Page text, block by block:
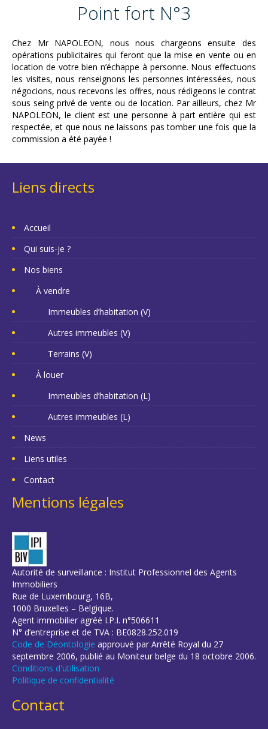
Point fort N°3
Chez Mr NAPOLEON, nous nous chargeons ensuite des
opérations publicitaires qui feront que la mise en vente ou en
location de votre bien n’échappe à personne. Nous effectuons
les visites, nous renseignons les personnes intéressées, nous
négocions, nous recevons les offres, nous rédigeons le contrat
sous seing privé de vente ou de location. Par ailleurs, chez Mr
NAPOLEON, le client est une personne à part entière qui est
respectée, et que nous ne laissons pas tomber une fois que la
commission a été payée !
Liens directs
Accueil
Qui suis-je ?
Nos biens
À vendre
Immeubles d’habitation (V)
Autres immeubles (V)
Terrains (V)
À louer
Immeubles d’habitation (L)
Autres immeubles (L)
News
Liens utiles
Contact
Mentions légales
Autorité de surveillance : Institut Professionnel des Agents
Immobiliers
Rue de Luxembourg, 16B,
1000 Bruxelles – Belgique.
Agent immobilier agréé I.P.I. n°506611
N° d’entreprise et de TVA : BE0828.252.019
Code de Déontologie approuvé par Arrêté Royal du 27
septembre 2006, publié au Moniteur belge du 18 octobre 2006.
Conditions d'utilisation
Politique de confidentialité
Contact